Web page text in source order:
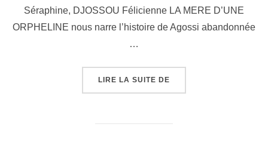
Séraphine, DJOSSOU Félicienne LA MERE D’UNE
ORPHELINE nous narre l’histoire de Agossi abandonnée
…
LIRE LA SUITE DE